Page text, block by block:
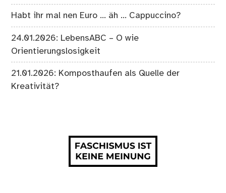
Habt ihr mal nen Euro … äh … Cappuccino?
24.01.2026: LebensABC – O wie
Orientierungslosigkeit
21.01.2026: Komposthaufen als Quelle der
Kreativität?